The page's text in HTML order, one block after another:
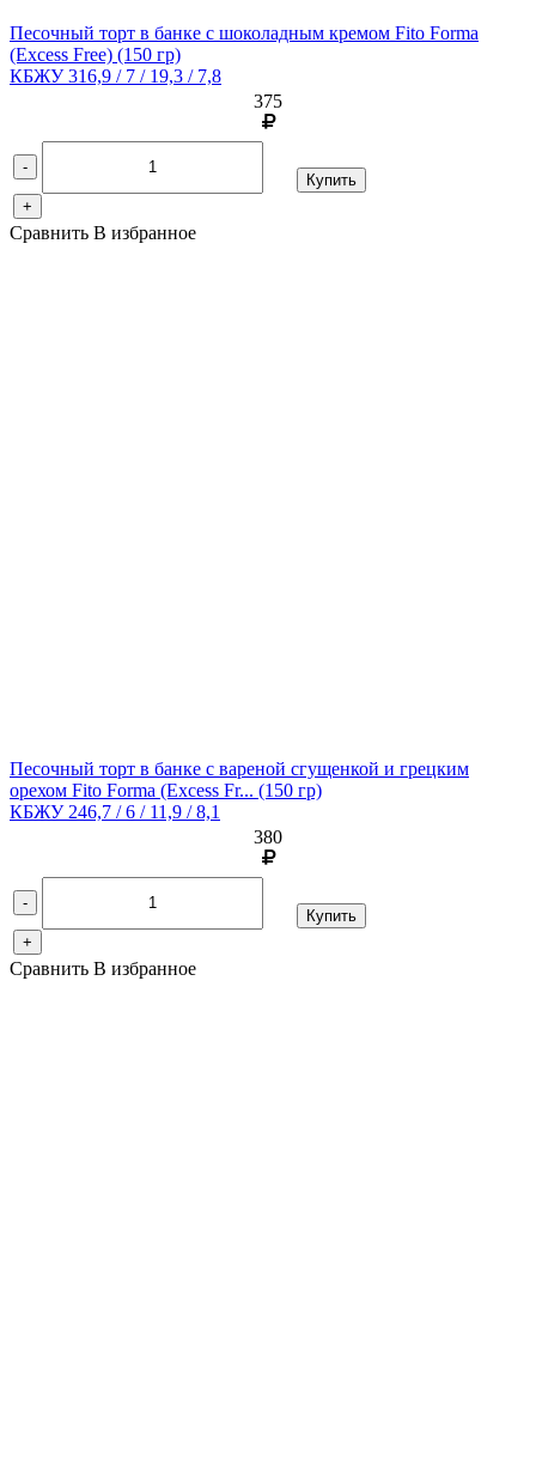
Песочный торт в банке с шоколадным кремом Fito Forma
(Excess Free) (150 гр)
КБЖУ 316,9 / 7 / 19,3 / 7,8
375
-
+
Купить
Сравнить В избранное
Песочный торт в банке с вареной сгущенкой и грецким
орехом Fito Forma (Excess Fr... (150 гр)
КБЖУ 246,7 / 6 / 11,9 / 8,1
380
-
+
Купить
Сравнить В избранное